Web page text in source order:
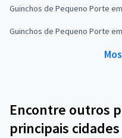
Guinchos de Pequeno Porte
Guinchos de Pequeno Porte
Encontre outros
principais cidades